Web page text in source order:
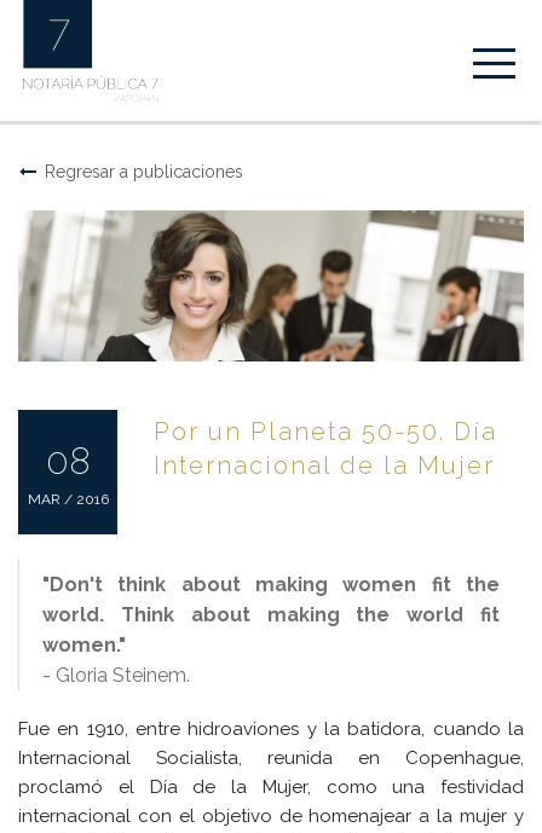
Regresar a publicaciones
08
MAR / 2016
Por un Planeta 50-50. Día
Internacional de la Mujer
"Don't think about making women fit the
world. Think about making the world fit
women."
- Gloria Steinem.
Fue en 1910, entre hidroaviones y la batidora, cuando la
Internacional Socialista, reunida en Copenhague,
proclamó el Día de la Mujer, como una festividad
internacional con el objetivo de homenajear a la mujer y